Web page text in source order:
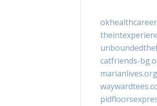
catfriends-
marianlives.org